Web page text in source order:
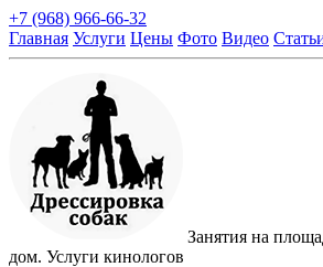
+7 (968) 966-66-32
Главная Услуги Цены Фото Видео
Занятия на
дом. Услуги кинологов